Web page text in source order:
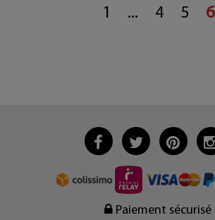
1 ... 4 5 6
Paiement sécurisé